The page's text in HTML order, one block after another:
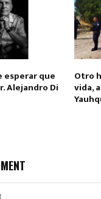
esperar que
Alejandro Di
Otro
vida,